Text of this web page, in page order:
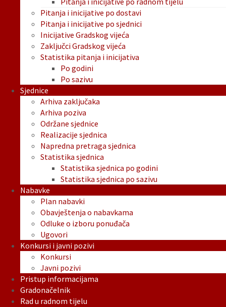
Pitanja i inicijative po dostavi
Pitanja i inicijative po sjednici
Inicijative Gradskog vijeća
Zaključci Gradskog vijeća
Statistika pitanja i inicijativa
Po godini
Po sazivu
Sjednice
Arhiva zaključaka
Arhiva poziva
Održane sjednice
Realizacije sjednica
Napredna pretraga sjednica
Statistika sjednica
Statistika sjednica po godini
Statistika sjednica po sazivu
Nabavke
Plan nabavki
Obavještenja o nabavkama
Odluke o izboru ponuđača
Ugovori
Konkursi i javni pozivi
Konkursi
Javni pozivi
Pristup informacijama
Gradonačelnik
Rad u radnom tijelu